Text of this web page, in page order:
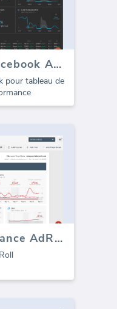
Tableau de bord Facebook Ads PPC - Performance
pour tableau de
Modèle de performance AdRoll (Rapport)